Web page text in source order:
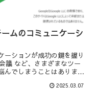
ムのコミュニケーシ
ーションが成功の鍵を握り
議 など、さまざまなツー
んでしまうことはありませ
2025.03.07